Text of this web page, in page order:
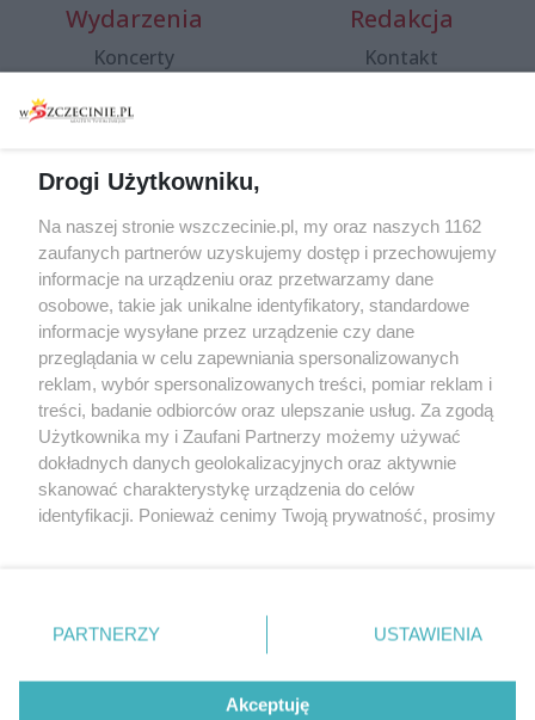
Wydarzenia
Koncerty
Spacery i oprowadzania
targi
Wernisaże
Więcej
Redakcja
Kontakt
Specjalny koncert z okazji
20. urodzin portalu
wSzczecinie.pl
Regulamin konkursów
śniadaniówka "Hej
Szczecin! Jest piątek!"
Partnerzy
Praca Szczecin
© 2026 wSzczecinie.pl
Created by GOD
Drogi Użytkowniku,
Na naszej stronie wszczecinie.pl, my oraz naszych 1162
zaufanych partnerów uzyskujemy dostęp i przechowujemy
informacje na urządzeniu oraz przetwarzamy dane
osobowe, takie jak unikalne identyfikatory, standardowe
informacje wysyłane przez urządzenie czy dane
przeglądania w celu zapewniania spersonalizowanych
reklam, wybór spersonalizowanych treści, pomiar reklam i
treści, badanie odbiorców oraz ulepszanie usług. Za zgodą
Użytkownika my i Zaufani Partnerzy możemy używać
dokładnych danych geolokalizacyjnych oraz aktywnie
skanować charakterystykę urządzenia do celów
identyfikacji. Ponieważ cenimy Twoją prywatność, prosimy
prywatności znajdujący się w lewym dolnym rogu strony
. Niektóre rodzaje przetwarzania danych nie wymagają
takiemu przetwarzaniu. Preferencje będą miały
PARTNERZY USTAWIENIA
Akceptuję